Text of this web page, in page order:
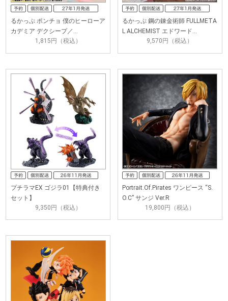
るかっぷ ポンチョ 僕のヒーローア
カデミア デクシープ／…
1,815円（税込）
るかっぷ 鋼の錬金術師 FULLMETA
L ALCHEMIST エドワード…
9,570円（税込）
プチラマEX ゴジラ01【特典付き
セット】
9,350円（税込）
Portrait.Of.Pirates ワンピース “S.
O.C” サンジ Ver.R
19,800円（税込）